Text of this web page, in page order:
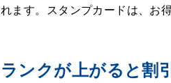
れます。スタンプカードは、お
ランクが上がると割